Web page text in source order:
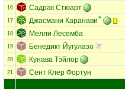
16 Садрак Стюарт
17 Джасмани Каранави
18 Мелли Лесемба
19 Бенедикт Йугулазо
20 Кунава Тэйлор
21 Сент Клер Фортун